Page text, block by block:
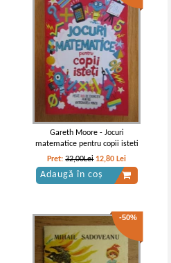
Gareth Moore - Jocuri
matematice pentru copii isteti
Pret:32,00Lei 12,80 Lei
Adaugă în coș
-50%